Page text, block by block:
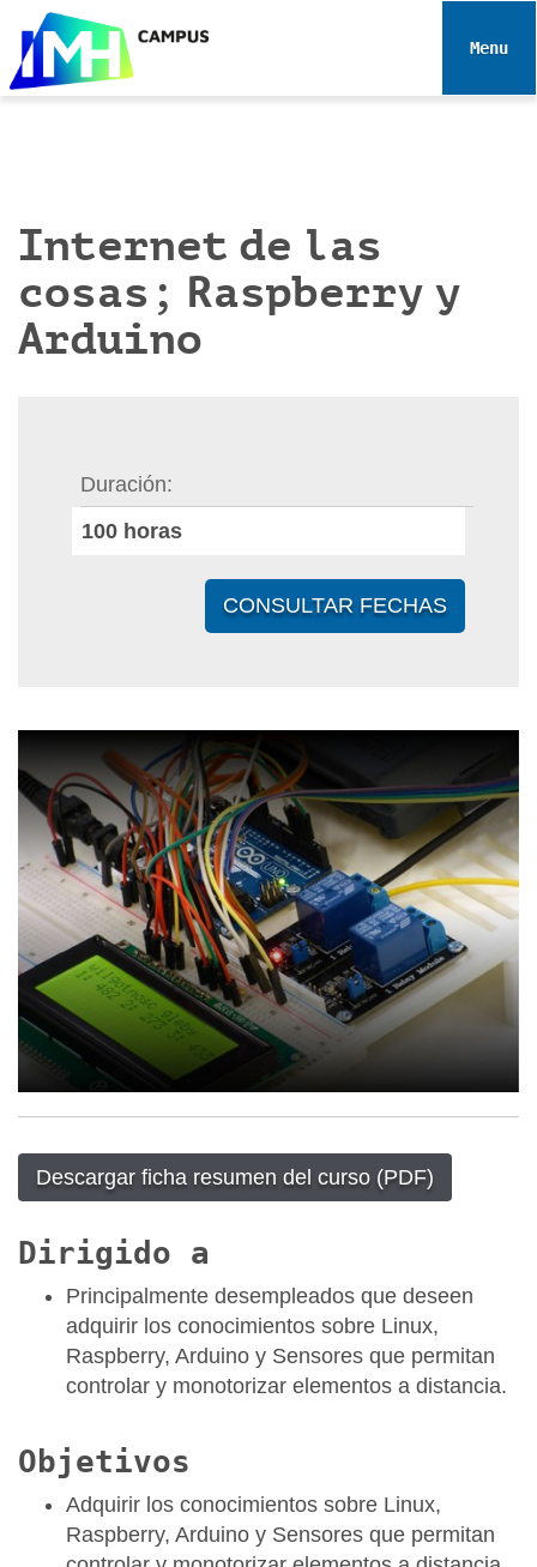
e
Toggle
Internet de las
cosas; Raspberry y
Arduino
Duración
100 horas
CONSULTAR FECHAS
Descargar ficha resumen del curso (PDF)
Dirigido a
Principalmente desempleados que deseen
adquirir los conocimientos sobre Linux,
Raspberry, Arduino y Sensores que permitan
controlar y monotorizar elementos a distancia.
Objetivos
Adquirir los conocimientos sobre Linux,
Raspberry, Arduino y Sensores que permitan